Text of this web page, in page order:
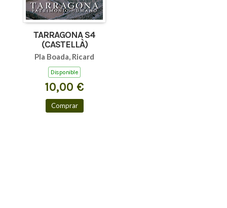
TARRAGONA S4
(CASTELLÀ)
Pla Boada, Ricard
Disponible
10,00 €
Comprar